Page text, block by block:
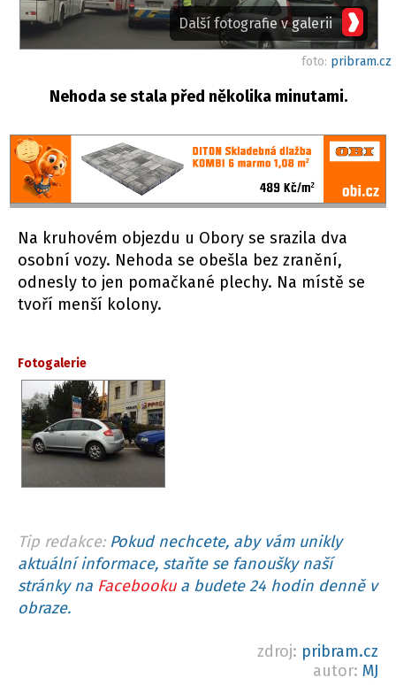
Další fotografie v galerii
foto: pribram.cz
Nehoda se stala před několika minutami.
Na kruhovém objezdu u Obory se srazila dva
osobní vozy. Nehoda se obešla bez zranění,
odnesly to jen pomačkané plechy. Na místě se
tvoří menší kolony.
Fotogalerie
Tip redakce: Pokud nechcete, aby vám unikly
aktuální informace, staňte se fanoušky naší
stránky na Facebookua budete 24 hodin denně v
obraze.
zdroj: pribram.cz
autor: MJ